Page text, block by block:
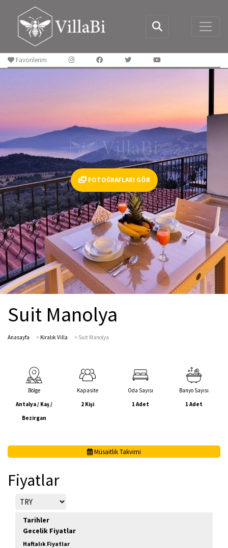
Favorilerim
FOTOĞRAFLARI GÖR
Suit Manolya
Anasayfa > Kiralık Villa > Suit Manolya
Bölge
Antalya / Kaş /
Bezirgan
Kapasite
2 Kişi
Oda Sayısı
1 Adet
Banyo Sayısı
1 Adet
Müsaitlik Takvimi
Fiyatlar
Tarihler
Gecelik Fiyatlar
Haftalık Fiyatlar